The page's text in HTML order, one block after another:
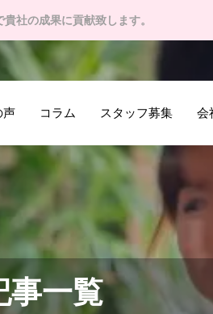
社の成果に貢献致します。
声 コラム スタッフ募集 会
事一覧